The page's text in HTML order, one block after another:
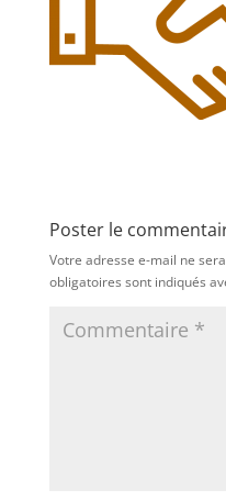
Poster le
Votre adresse e-mail ne
obligatoires sont indiqués